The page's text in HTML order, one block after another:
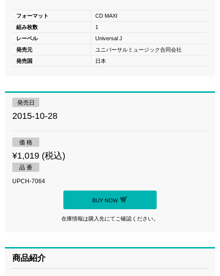
フォーマット
CD MAXI
組み枚数
1
レーベル
Universal J
発売元
ユニバーサルミュージック合同会社
発売国
日本
発売日
2015-10-28
価 格
¥1,019 (税込)
品 番
UPCH-7064
BUY NOW
在庫情報は購入先にてご確認ください。
商品紹介